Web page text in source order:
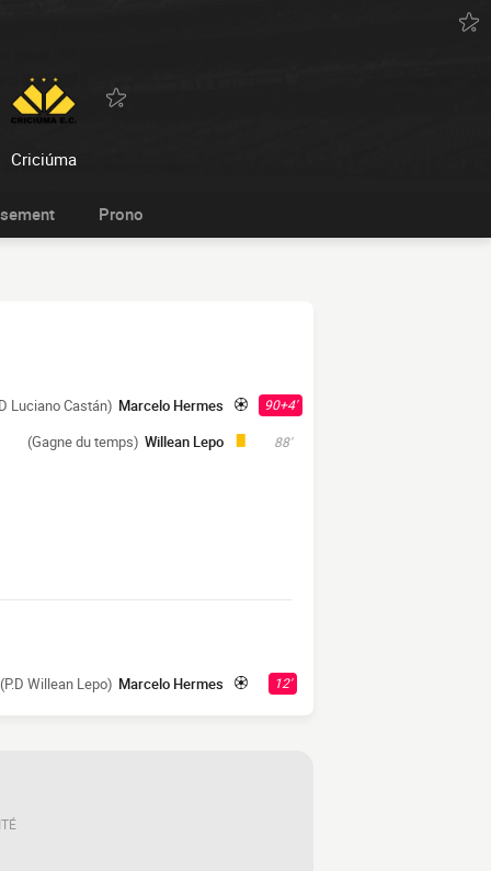
Criciúma
Prono
90+4'
Marcelo Hermes
Luciano Castán)
88'
Willean Lepo
(Gagne du temps)
12'
Marcelo Hermes
(P.D Willean Lepo)